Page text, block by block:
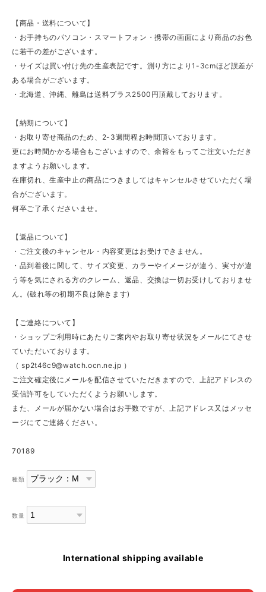
【商品・送料について】
・お手持ちのパソコン・スマートフォン・携帯の画面により商品のお色
に若干の差がございます。
・サイズは買い付け先の生産表記です。測り方により1-3cmほど誤差が
ある場合がございます。
・北海道、沖縄、離島は送料プラス2500円頂戴しております。
【納期について】
・お取り寄せ商品のため、2-3週間程お時間頂いております。
更にお時間かかる場合もございますので、余裕をもってご注文いただき
ますようお願いします。
在庫切れ、生産中止の商品につきましてはキャンセルさせていただく場
合がございます。
何卒ご了承くださいませ。
【返品について】
・ご注文後のキャンセル・内容変更はお受けできません。
・品到着後に関して、サイズ変更、カラーやイメージが違う、実寸が違
う等を気にされる方のクレーム、返品、交換は一切お受けしておりませ
ん。(破れ等の初期不良は除きます)
【ご連絡について】
・ショップご利用時にあたりご案内やお取り寄せ状況をメールにてさせ
ていただいております。
（sp2t46c9@watch.ocn.ne.jp ）
ご注文確定後にメールを配信させていただきますので、上記アドレスの
受信許可をしていただくようお願いします。
また、メールが届かない場合はお手数ですが、上記アドレス又はメッセ
ージにてご連絡ください。
70189
種類
数量
International shipping available